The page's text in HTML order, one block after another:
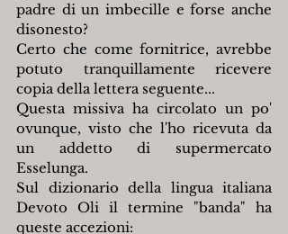
padre di un imbecille e forse anche
disonesto?
Certo che come fornitrice, avrebbe
potuto tranquillamente ricevere
copia della lettera seguente...
Questa missiva ha circolato un po'
ovunque, visto che l'ho ricevuta da
un addetto di supermercato
Esselunga.
Sul dizionario della lingua italiana
Devoto Oli il termine "banda" ha
queste accezioni: